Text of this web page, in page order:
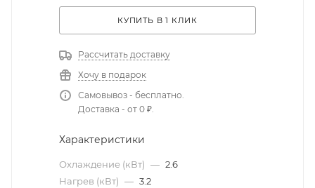
КУПИТЬ В 1 КЛИК
Рассчитать доставку
Хочу в подарок
Самовывоз - бесплатно.
Доставка - от 0 ₽.
Характеристики
Охлаждение (кВт) — 2.6
Нагрев (кВт) — 3.2